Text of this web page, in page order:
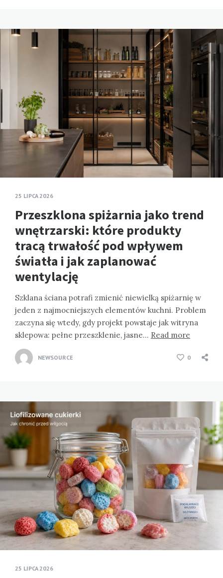
25 LIPCA 2026
Przeszklona spiżarnia jako trend
wnętrzarski: które produkty
tracą trwałość pod wpływem
światła i jak zaplanować
wentylację
Szklana ściana potrafi zmienić niewielką spiżarnię w
jeden z najmocniejszych elementów kuchni. Problem
zaczyna się wtedy, gdy projekt powstaje jak witryna
sklepowa: pełne przeszklenie, jasne… Read more
NEWSOURCE 0
25 LIPCA 2026